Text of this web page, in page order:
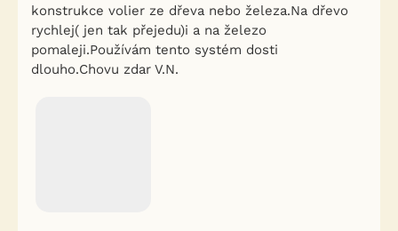
konstrukce volier ze dřeva nebo železa.Na dřevo
rychlej( jen tak přejedu)i a na železo
pomaleji.Používám tento systém dosti
dlouho.Chovu zdar V.N.